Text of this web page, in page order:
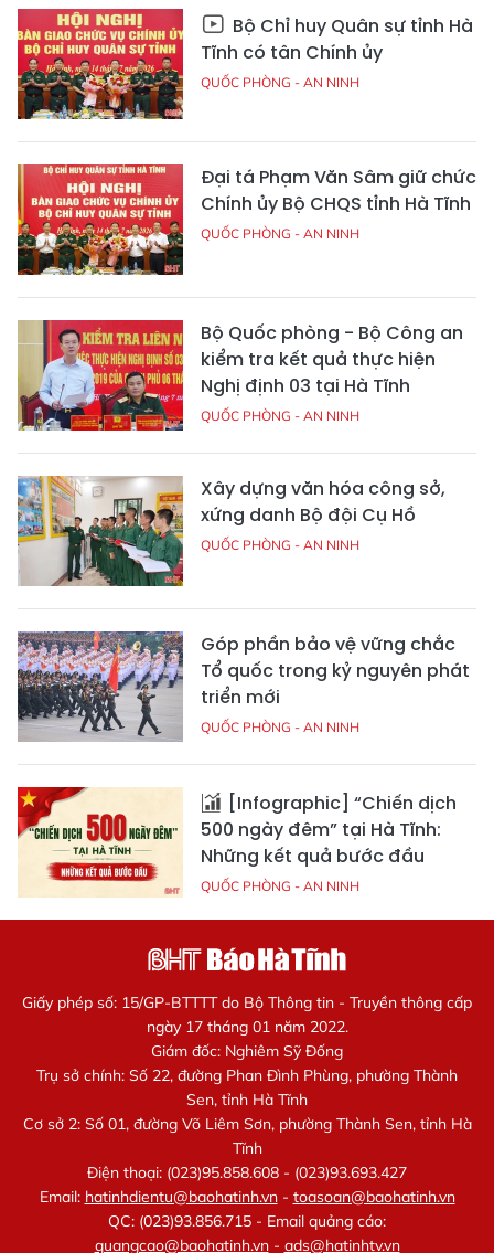
Bộ Chỉ huy Quân sự tỉnh Hà
Tĩnh có tân Chính ủy
QUỐC PHÒNG - AN NINH
Đại tá Phạm Văn Sâm giữ chức
Chính ủy Bộ CHQS tỉnh Hà Tĩnh
QUỐC PHÒNG - AN NINH
Bộ Quốc phòng - Bộ Công an
kiểm tra kết quả thực hiện
Nghị định 03 tại Hà Tĩnh
QUỐC PHÒNG - AN NINH
Xây dựng văn hóa công sở,
xứng danh Bộ đội Cụ Hồ
QUỐC PHÒNG - AN NINH
Góp phần bảo vệ vững chắc
Tổ quốc trong kỷ nguyên phát
triển mới
QUỐC PHÒNG - AN NINH
[Infographic] “Chiến dịch
500 ngày đêm” tại Hà Tĩnh:
Những kết quả bước đầu
QUỐC PHÒNG - AN NINH
Giấy phép số: 15/GP-BTTTT do Bộ Thông tin - Truyền thông cấp
ngày 17 tháng 01 năm 2022.
Giám đốc: Nghiêm Sỹ Đống
Trụ sở chính: Số 22, đường Phan Đình Phùng, phường Thành
Sen, tỉnh Hà Tĩnh
Cơ sở 2: Số 01, đường Võ Liêm Sơn, phường Thành Sen, tỉnh Hà
Tĩnh
Điện thoại: (023)95.858.608 - (023)93.693.427
Email: hatinhdientu@baohatinh.vn- toasoan@baohatinh.vn
QC: (023)93.856.715 - Email quảng cáo:
quangcao@baohatinh.vn- ads@hatinhtv.vn